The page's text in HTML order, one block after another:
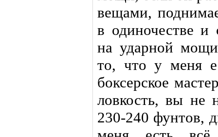
вещами,
в одиночестве и
на ударной
то, что у меня
боксерское
ловкость, вы не
230-240 фунтов,